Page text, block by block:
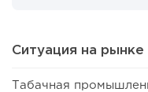
Ситуация на рынке
Табачная